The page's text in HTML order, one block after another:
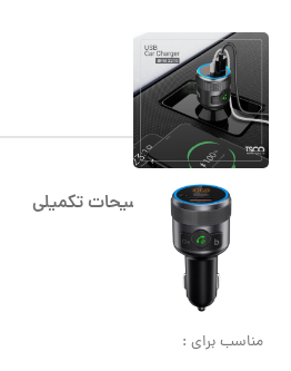
توضیحات توضیحات تکمیلی
نوع شارژر :
شارژر فندکی
مناسب برای :